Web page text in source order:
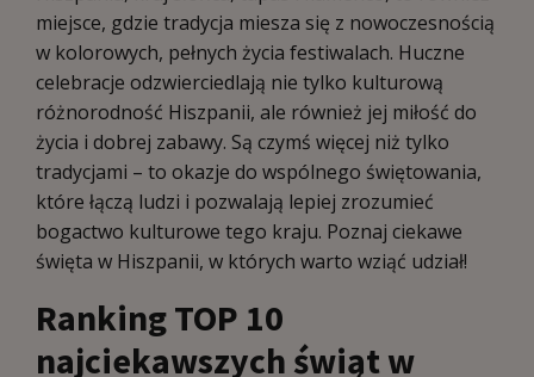
miejsce, gdzie tradycja miesza się z nowoczesnością
w kolorowych, pełnych życia festiwalach. Huczne
celebracje odzwierciedlają nie tylko kulturową
różnorodność Hiszpanii, ale również jej miłość do
życia i dobrej zabawy. Są czymś więcej niż tylko
tradycjami – to okazje do wspólnego świętowania,
które łączą ludzi i pozwalają lepiej zrozumieć
bogactwo kulturowe tego kraju. Poznaj ciekawe
święta w Hiszpanii, w których warto wziąć udział!
Ranking TOP 10
najciekawszych świąt w